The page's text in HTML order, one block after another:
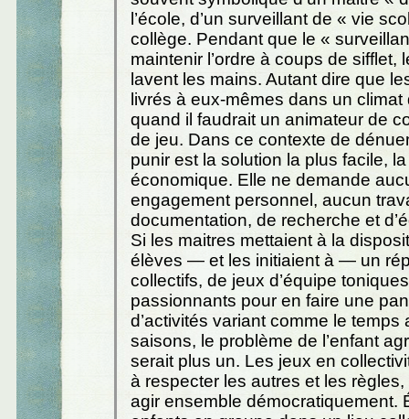
l’école, d’un surveillant de « vie
collège. Pendant que le «
maintenir l’ordre à coups de sifflet,
lavent les mains. Autant dire que
livrés à eux-mêmes dans un climat
quand il faudrait un animateur de
de jeu. Dans ce contexte de
punir est la solution la plus facile,
économique. Elle ne demande
engagement personnel, aucun
documentation, de recherche et
Si les maitres mettaient à la
élèves — et les initiaient à — un
collectifs, de jeux d’équipe
passionnants pour en faire une
d’activités variant comme le temps
saisons, le problème de l’enfant
serait plus un. Les jeux en
à respecter les autres et les
agir ensemble démocratiquement.